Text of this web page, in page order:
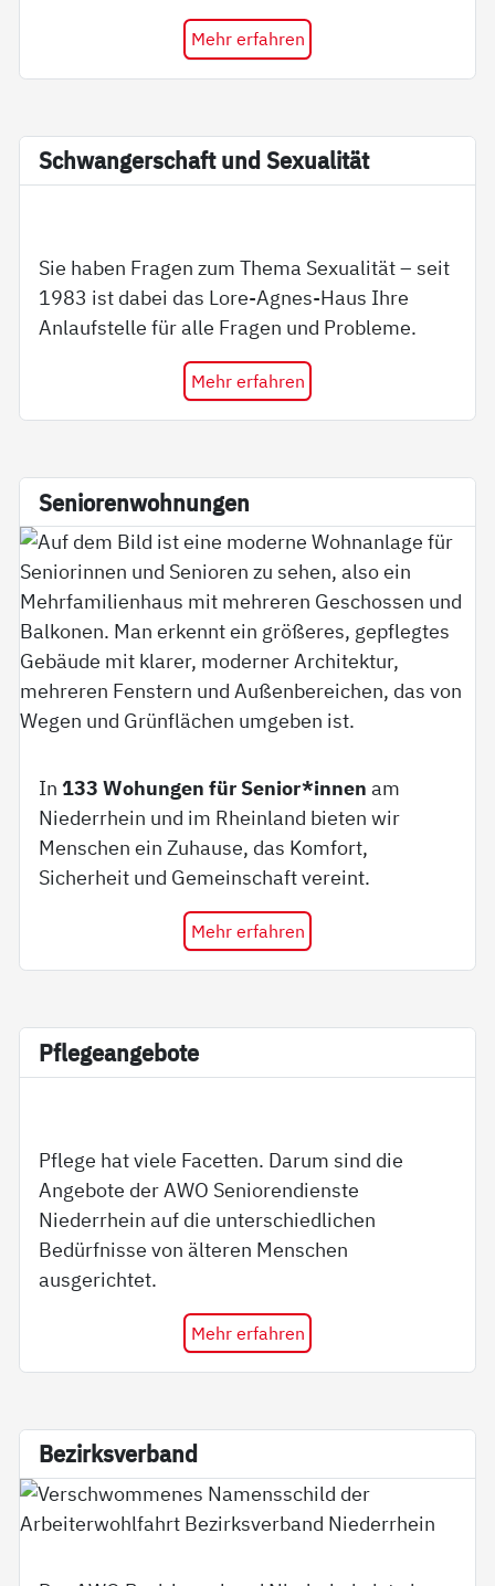
Mehr erfahren
Schwan­ger­schaft und Se­xua­li­tät
Sie haben Fragen zum Thema Sexualität – seit
1983 ist dabei das Lore-Agnes-Haus Ihre
Anlaufstelle für alle Fragen und Probleme.
Mehr erfahren
Se­nio­ren­woh­nun­gen
In 133 Wohungen für Senior*innen am
Niederrhein und im Rheinland bieten wir
Menschen ein Zuhause, das Komfort,
Sicherheit und Gemeinschaft vereint.
Mehr erfahren
Pf­le­ge­an­ge­bo­te
Pflege hat viele Facetten. Darum sind die
Angebote der AWO Seniorendienste
Niederrhein auf die unterschiedlichen
Bedürfnisse von älteren Menschen
ausgerichtet.
Mehr erfahren
Be­zirks­ver­band